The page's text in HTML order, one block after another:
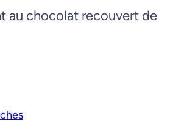
au chocolat recouvert de